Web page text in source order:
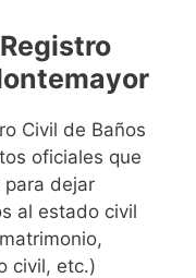
Civil de Baños
oficiales que
para dejar
al estado civil
civil, etc.)